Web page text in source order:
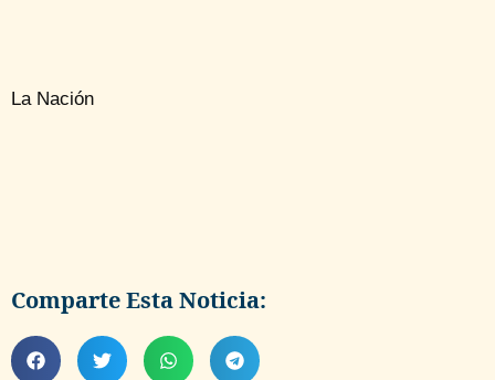
La Nación
Comparte Esta Noticia: